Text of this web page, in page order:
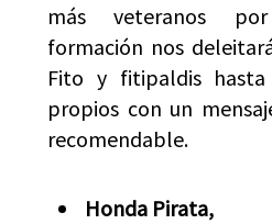
más veteranos
formación nos
Fito y fitipaldis hasta
propios con un
recomendable.
Honda Pirata,